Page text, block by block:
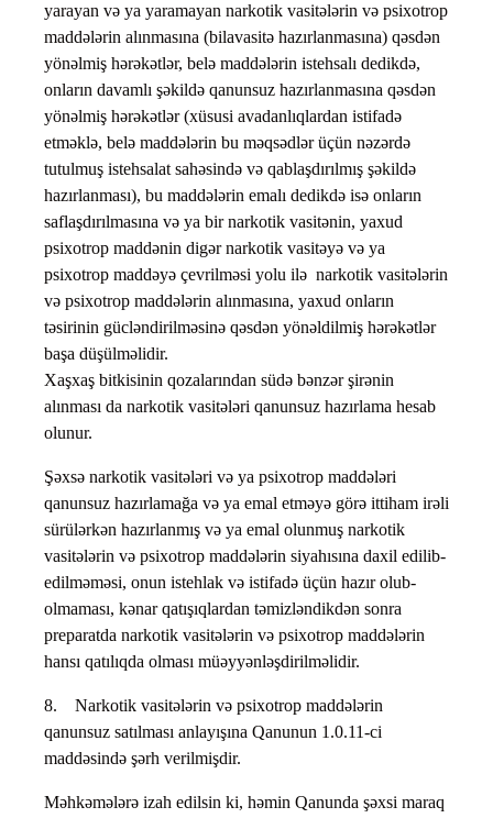
yarayan və ya yaramayan narkotik vasitələrin və psixotrop
maddələrin alınmasına (bilavasitə hazırlanmasına) qəsdən
yönəlmiş hərəkətlər, belə maddələrin istehsalı dedikdə,
onların davamlı şəkildə qanunsuz hazırlanmasına qəsdən
yönəlmiş hərəkətlər (xüsusi avadanlıqlardan istifadə
etməklə, belə maddələrin bu məqsədlər üçün nəzərdə
tutulmuş istehsalat sahəsində və qablaşdırılmış şəkildə
hazırlanması), bu maddələrin emalı dedikdə isə onların
saflaşdırılmasına və ya bir narkotik vasitənin, yaxud
psixotrop maddənin digər narkotik vasitəyə və ya
psixotrop maddəyə çevrilməsi yolu ilə narkotik vasitələrin
və psixotrop maddələrin alınmasına, yaxud onların
təsirinin gücləndirilməsinə qəsdən yönəldilmiş hərəkətlər
başa düşülməlidir.
Xaşxaş bitkisinin qozalarından südə bənzər şirənin
alınması da narkotik vasitələri qanunsuz hazırlama hesab
olunur.
Şəxsə narkotik vasitələri və ya psixotrop maddələri
qanunsuz hazırlamağa və ya emal etməyə görə ittiham irəli
sürülərkən hazırlanmış və ya emal olunmuş narkotik
vasitələrin və psixotrop maddələrin siyahısına daxil edilib-
edilməməsi, onun istehlak və istifadə üçün hazır olub-
olmaması, kənar qatışıqlardan təmizləndikdən sonra
preparatda narkotik vasitələrin və psixotrop maddələrin
hansı qatılıqda olması müəyyənləşdirilməlidir.
8. Narkotik vasitələrin və psixotrop maddələrin
qanunsuz satılması anlayışına Qanunun 1.0.11-ci
maddəsində şərh verilmişdir.
Məhkəmələrə izah edilsin ki, həmin Qanunda şəxsi maraq